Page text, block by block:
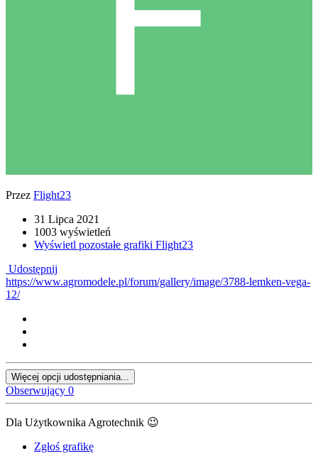
Przez Flight23
31 Lipca 2021
1003 wyświetleń
Wyświetl pozostałe grafiki Flight23
Udostępnij
https://www.agromodele.pl/forum/gallery/image/3788-lemken-vega-
12/
Więcej opcji udostępniania...
Obserwujący 0
Dla Użytkownika Agrotechnik 😉
Zgłoś grafikę